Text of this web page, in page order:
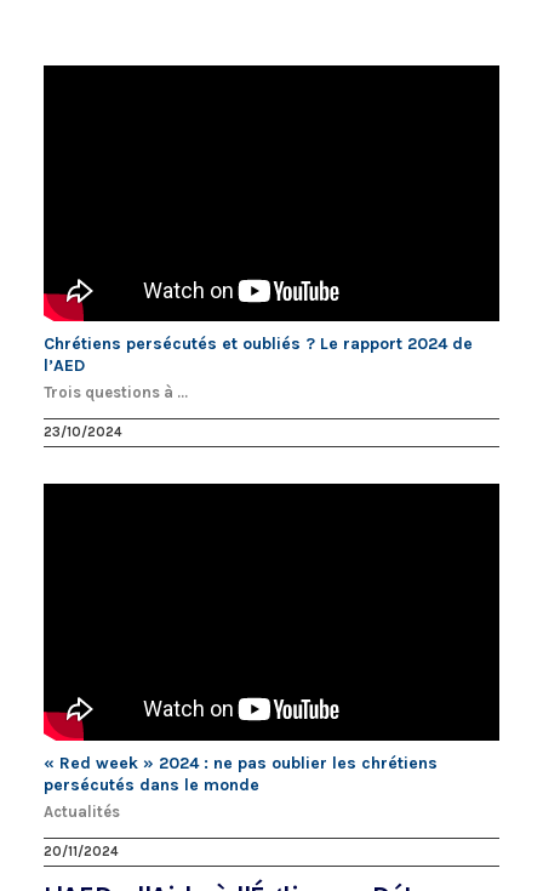
Chrétiens persécutés et oubliés ? Le rapport 2024 de
l’AED
Trois questions à ...
23/10/2024
« Red week » 2024 : ne pas oublier les chrétiens
persécutés dans le monde
Actualités
20/11/2024